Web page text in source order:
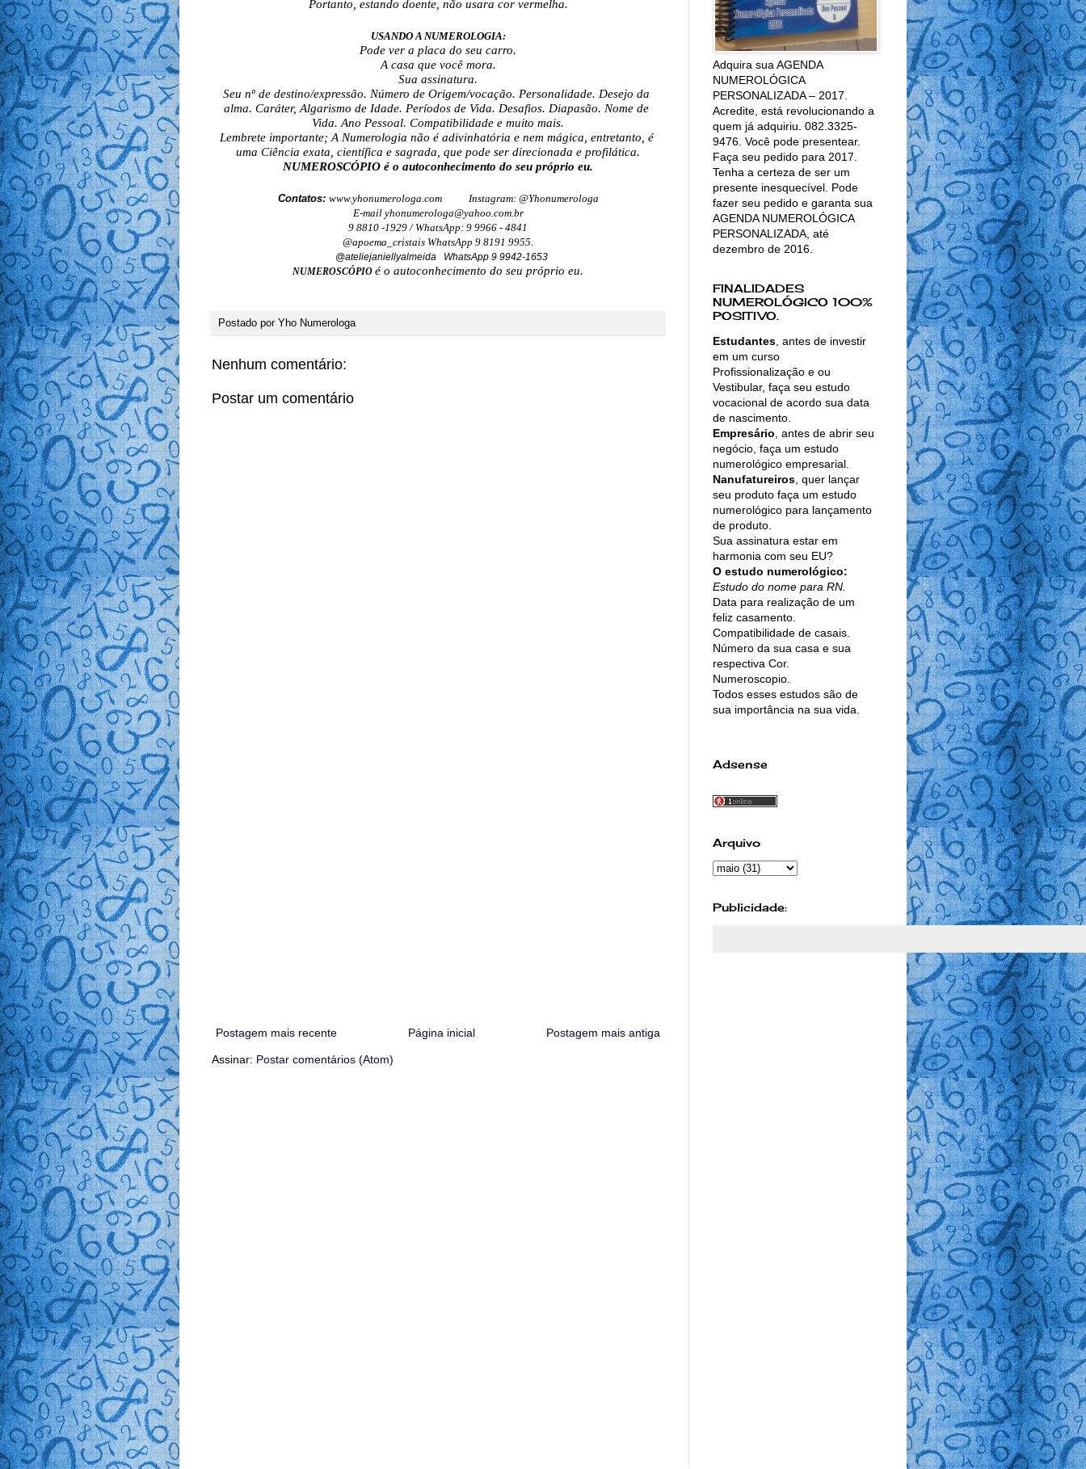
Portanto, estando doente, não usara cor vermelha.
USANDO A NUMEROLOGIA:
Pode ver a placa do seu carro.
A casa que você mora.
Sua assinatura.
Seu nº de destino/expressão. Número de Origem/vocação. Personalidade. Desejo da
alma. Caráter, Algarismo de Idade. Períodos de Vida. Desafios. Diapasão. Nome de
Vida. Ano Pessoal. Compatibilidade e muito mais.
Lembrete importante; A Numerologia não é adivinhatória e nem mágica, entretanto, é
uma Ciência exata, científica e sagrada, que pode ser direcionada e profilática.
NUMEROSCÓPIO é o autoconhecimento do seu próprio eu.
Contatos: www.yhonumerologa.com Instagram: @Yhonumerologa
E-mail yhonumerologa@yahoo.com.br
9 8810 -1929 / WhatsApp: 9 9966 - 4841
@apoema_cristais WhatsApp 9 8191 9955.
@ateliejaniellyalmeida   WhatsApp 9 9942-1653
NUMEROSCÓPIO é o autoconhecimento do seu próprio eu.
Postado por Yho Numerologa
Nenhum comentário:
Postar um comentário
Postagem mais recente Postagem mais antiga
Página inicial
Assinar: Postar comentários (Atom)
Adquira sua AGENDA
NUMEROLÓGICA
PERSONALIZADA – 2017.
Acredite, está revolucionando a
quem já adquiriu. 082.3325-
9476. Você pode presentear.
Faça seu pedido para 2017.
Tenha a certeza de ser um
presente inesquecível. Pode
fazer seu pedido e garanta sua
AGENDA NUMEROLÓGICA
PERSONALIZADA, até
dezembro de 2016.
FINALIDADES
NUMEROLÓGICO 100%
POSITIVO.
Estudantes , antes de investir
em um curso
Profissionalização e ou
Vestibular, faça seu estudo
vocacional de acordo sua data
de nascimento.
Empresário , antes de abrir seu
negócio, faça um estudo
numerológico empresarial.
Nanufatureiros , quer lançar
seu produto faça um estudo
numerológico para lançamento
de produto.
Sua assinatura estar em
harmonia com seu EU?
O estudo numerológico:
Estudo do nome para RN.
Data para realização de um
feliz casamento.
Compatibilidade de casais.
Número da sua casa e sua
respectiva Cor.
Numeroscopio.
Todos esses estudos são de
sua importância na sua vida.
Adsense
Arquivo
Publicidade: